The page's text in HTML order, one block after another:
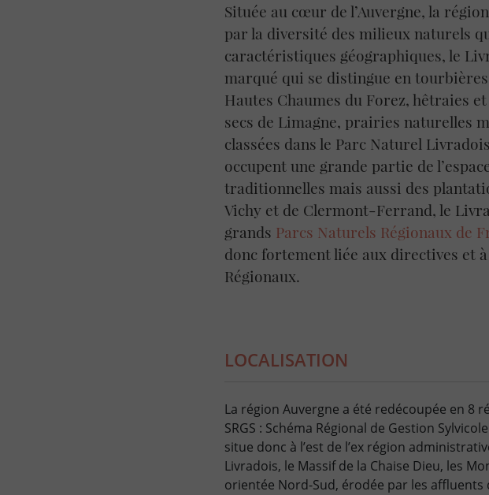
Située au cœur de l’Auvergne, la
par la diversité des milieux naturels
caractéristiques géographiques, le
marqué qui se distingue en
Hautes Chaumes du Forez, hêtraies
secs de Limagne, prairies naturelles
classées dans le Parc Naturel
occupent une grande partie de
traditionnelles mais aussi des
Vichy et de Clermont-Ferrand, le
grands Parcs Naturels Régionaux de
donc fortement liée aux directives et
Régionaux.
LOCALISATION
La région Auvergne a été redécoupée en 8
SRGS : Schéma Régional de Gestion
situe donc à l’est de l’ex région
Livradois, le Massif de la Chaise Dieu, les
orientée Nord-Sud, érodée par les affluents